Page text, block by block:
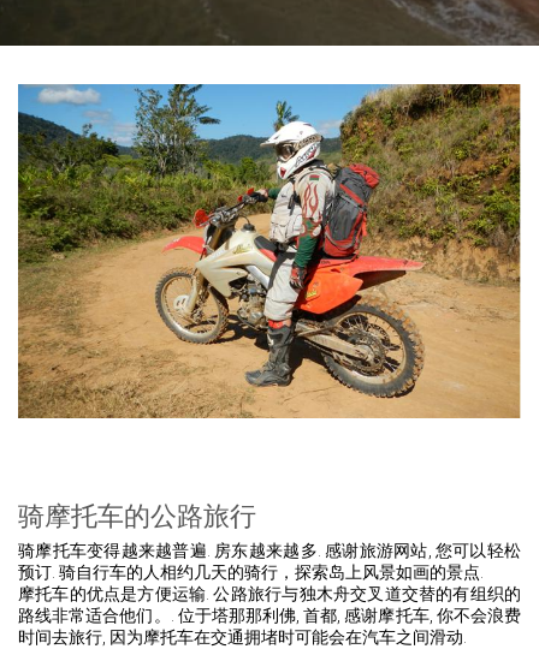
骑摩托车的公路旅行
骑摩托车变得越来越普遍. 房东越来越多. 感谢旅游网站, 您可以轻松
预订. 骑自行车的人相约几天的骑行，探索岛上风景如画的景点.
摩托车的优点是方便运输. 公路旅行与独木舟交叉道交替的有组织的
路线非常适合他们。. 位于塔那那利佛, 首都, 感谢摩托车, 你不会浪费
时间去旅行, 因为摩托车在交通拥堵时可能会在汽车之间滑动.